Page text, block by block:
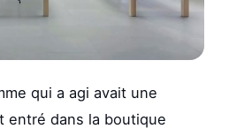
qui a agi avait une
entré dans la boutique